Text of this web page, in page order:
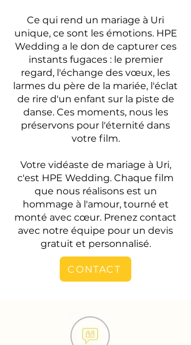
Ce qui rend un mariage à Uri
unique, ce sont les émotions. HPE
Wedding a le don de capturer ces
instants fugaces : le premier
regard, l'échange des vœux, les
larmes du père de la mariée, l'éclat
de rire d'un enfant sur la piste de
danse. Ces moments, nous les
préservons pour l'éternité dans
votre film.
Votre vidéaste de mariage à Uri,
c'est HPE Wedding. Chaque film
que nous réalisons est un
hommage à l'amour, tourné et
monté avec cœur. Prenez contact
avec notre équipe pour un devis
gratuit et personnalisé.
CONTACT